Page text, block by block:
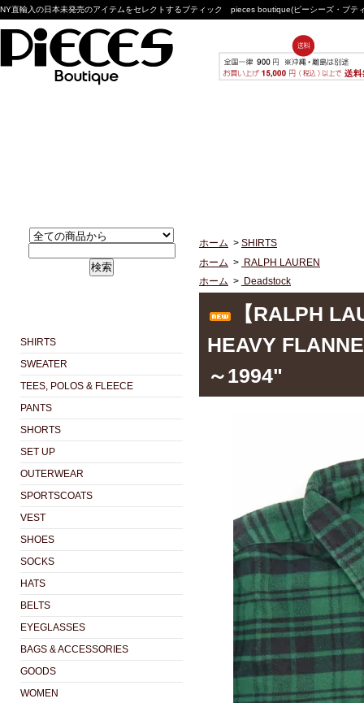
NY直輸入の日本未発売のアイテムをセレクトするブティック pieces boutique(ピーシーズ・ブ
検索
SHIRTS
SWEATER
TEES, POLOS & FLEECE
PANTS
SHORTS
SET UP
OUTERWEAR
SPORTSCOATS
VEST
SHOES
SOCKS
HATS
BELTS
EYEGLASSES
BAGS & ACCESSORIES
GOODS
WOMEN
ホーム > SHIRTS
ホーム > RALPH LAUREN
ホーム > Deadstock
【RALPH
HEAVY
～1994"